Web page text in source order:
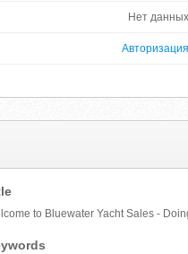
Нет данных
Авторизация
to Bluewater Yacht Sales -